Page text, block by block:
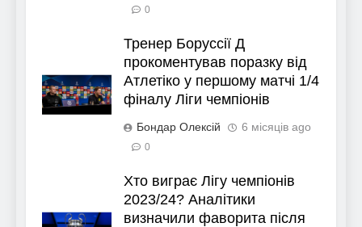
0
Тренер Боруссії Д
прокоментував поразку від
Атлетіко у першому матчі 1/4
фіналу Ліги чемпіонів
Бондар Олексій 6 місяців ago
0
Хто виграє Лігу чемпіонів
2023/24? Аналітики
визначили фаворита після